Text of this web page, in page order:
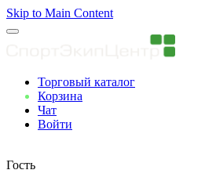
Skip to Main Content
Торговый каталог
Корзина
Чат
Войти
Гость